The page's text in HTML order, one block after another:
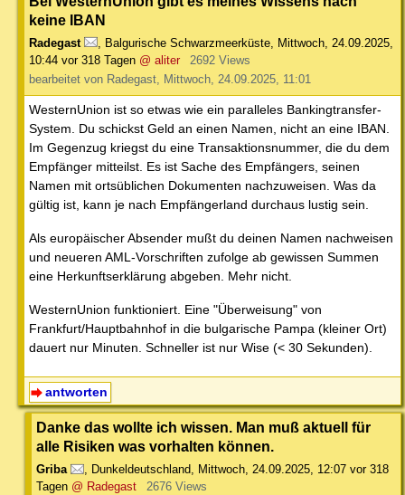
keine IBAN
Radegast Balgurische Schwarzmeerküste Mittwoch, 24.09.2025,
10:44 vor 318 Tagen @ aliter
2692 Views
bearbeitet von Radegast, Mittwoch, 24.09.2025, 11:01
WesternUnion ist so etwas wie ein paralleles Bankingtransfer-
System. Du schickst Geld an einen Namen, nicht an eine IBAN.
Im Gegenzug kriegst du eine Transaktionsnummer, die du dem
Empfänger mitteilst. Es ist Sache des Empfängers, seinen
Namen mit ortsüblichen Dokumenten nachzuweisen. Was da
gültig ist, kann je nach Empfängerland durchaus lustig sein.
Als europäischer Absender mußt du deinen Namen nachweisen
und neueren AML-Vorschriften zufolge ab gewissen Summen
eine Herkunftserklärung abgeben. Mehr nicht.
WesternUnion funktioniert. Eine "Überweisung" von
Frankfurt/Hauptbahnhof in die bulgarische Pampa (kleiner Ort)
dauert nur Minuten. Schneller ist nur Wise (< 30 Sekunden).
antworten
Danke das wollte ich wissen. Man muß aktuell für
alle Risiken was vorhalten können.
Griba , Dunkeldeutschland, Mittwoch, 24.09.2025, 12:07 vor 318
Tagen @ Radegast 2676 Views